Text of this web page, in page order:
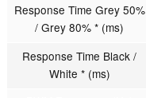
Response Time Grey 50%
/ Grey 80% * (ms)
Response Time Black /
White * (ms)